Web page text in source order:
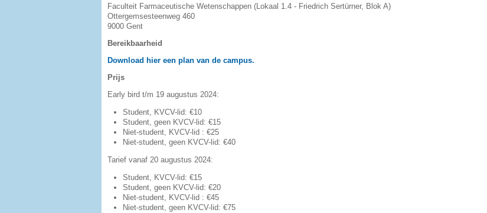
Faculteit Farmaceutische Wetenschappen (Lokaal 1.4 - Friedrich Sertürner, Blok A)
Ottergemsesteenweg 460
9000 Gent
Bereikbaarheid
Download hier een plan van de campus.
Prijs
Early bird t/m 19 augustus 2024:
Student, KVCV-lid: €10
Student, geen KVCV-lid: €15
Niet-student, KVCV-lid : €25
Niet-student, geen KVCV-lid: €40
Tarief vanaf 20 augustus 2024:
Student, KVCV-lid: €15
Student, geen KVCV-lid: €20
Niet-student, KVCV-lid : €45
Niet-student, geen KVCV-lid: €75